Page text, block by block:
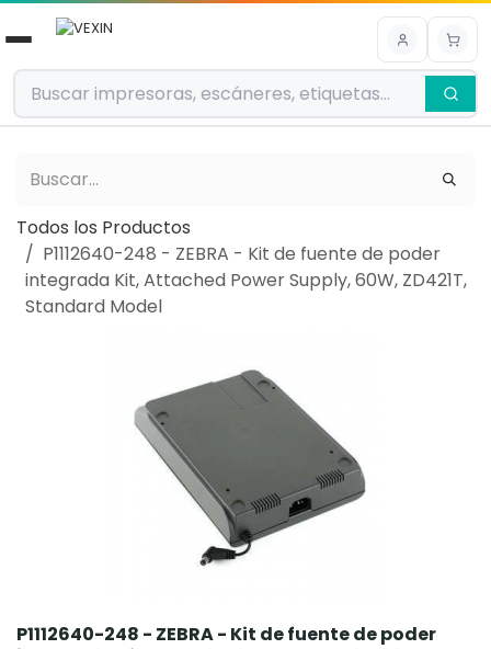
Ir al contenido
Todos los Productos
P1112640-248 - ZEBRA - Kit de fuente de poder
integrada Kit, Attached Power Supply, 60W, ZD421T,
Standard Model
P1112640-248 - ZEBRA - Kit de fuente de poder